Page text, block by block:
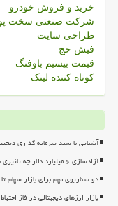
خرید و فروش خودرو
شرکت صنعتی سخت
طراحی سایت
فیش حج
قیمت بیسیم باوفنگ
کوتاه کننده لینک
آشنایی با سبد سرمایه گذاری
آزادسازی ۶ میلیارد دلار چه تاثیری بر نرخ دلار و معیشت مردم دارد؟
دو سناریوی مهم برای بازار سهام
بازار ارزهای دیجیتالی در فاز احتیاط